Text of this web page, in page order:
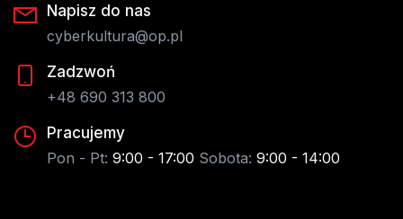
Napisz do nas
cyberkultura@op.pl
Zadzwoń
+48 690 313 800
Pracujemy
Pon - Pt: 9:00 - 17:00 Sobota: 9:00 - 14:00